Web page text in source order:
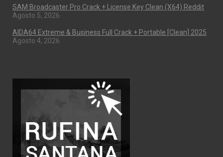
SAM Broadcaster Pro Crack + License Key Clean (x64) Reddit
Agosto 5, 2026
AIDA64 Extreme & Business Full Crack + Portable [Clean] 2025
Agosto 4, 2026